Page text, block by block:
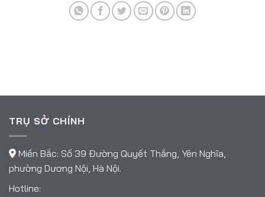
TRỤ SỞ CHÍNH
Miền Bắc: Số 39 Đường Quyết Thắng, Yên Nghĩa,
phường Dương Nội, Hà Nội.
Hotline: